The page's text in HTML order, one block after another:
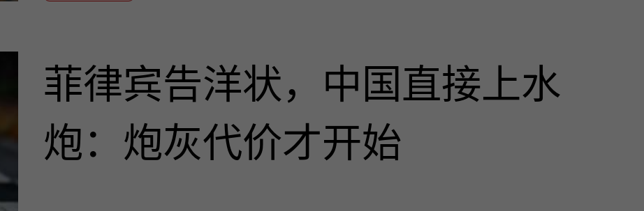
菲律宾告洋状，中国直接上水
炮：炮灰代价才开始